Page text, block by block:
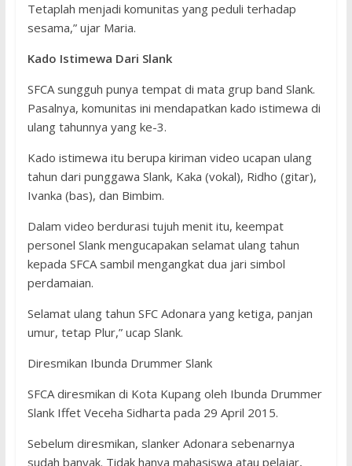
Tetaplah menjadi komunitas yang peduli terhadap
sesama,” ujar Maria.
Kado Istimewa Dari Slank
SFCA sungguh punya tempat di mata grup band Slank.
Pasalnya, komunitas ini mendapatkan kado istimewa di
ulang tahunnya yang ke-3.
Kado istimewa itu berupa kiriman video ucapan ulang
tahun dari punggawa Slank, Kaka (vokal), Ridho (gitar),
Ivanka (bas), dan Bimbim.
Dalam video berdurasi tujuh menit itu, keempat
personel Slank mengucapakan selamat ulang tahun
kepada SFCA sambil mengangkat dua jari simbol
perdamaian.
Selamat ulang tahun SFC Adonara yang ketiga, panjan
umur, tetap Plur,” ucap Slank.
Diresmikan Ibunda Drummer Slank
SFCA diresmikan di Kota Kupang oleh Ibunda Drummer
Slank Iffet Veceha Sidharta pada 29 April 2015.
Sebelum diresmikan, slanker Adonara sebenarnya
sudah banyak. Tidak hanya mahasiswa atau pelajar,